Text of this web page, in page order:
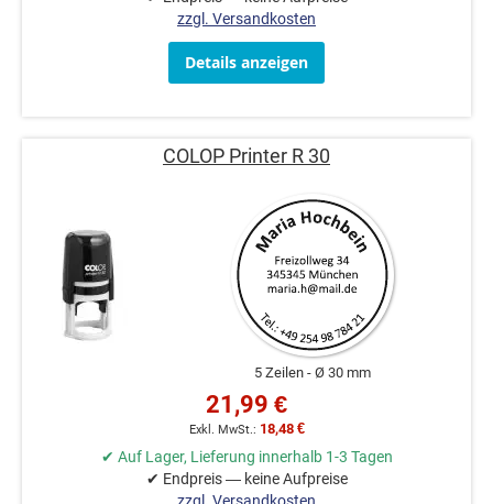
zzgl. Versandkosten
Details anzeigen
COLOP Printer R 30
5 Zeilen Ø 30 mm
21,99 €
18,48 €
✔ Auf Lager, Lieferung innerhalb 1-3 Tagen
✔ Endpreis — keine Aufpreise